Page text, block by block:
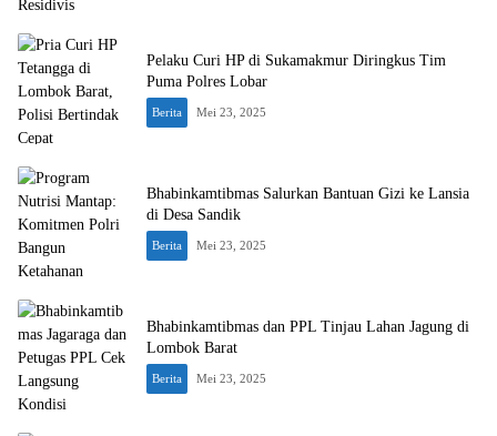
Pelaku Curi HP di Sukamakmur Diringkus Tim
Puma Polres Lobar
Berita Mei 23, 2025
Bhabinkamtibmas Salurkan Bantuan Gizi ke Lansia
di Desa Sandik
Berita Mei 23, 2025
Bhabinkamtibmas dan PPL Tinjau Lahan Jagung di
Lombok Barat
Berita Mei 23, 2025